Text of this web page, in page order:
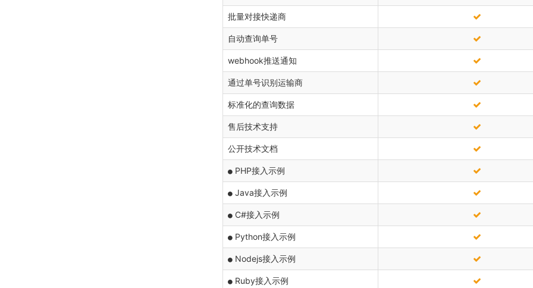
批量对接快递商
自动查询单号
webhook推送通知
通过单号识别运输商
标准化的查询数据
售后技术支持
公开技术文档
PHP接入示例
Java接入示例
C#接入示例
Python接入示例
Nodejs接入示例
Ruby接入示例